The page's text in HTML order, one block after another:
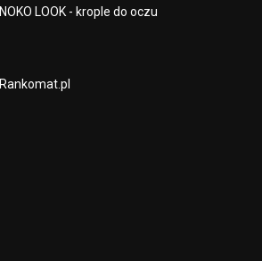
NOKO LOOK - krople do oczu
Rankomat.pl